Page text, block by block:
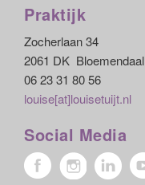
Praktijk
Zocherlaan 34
2061 DK Bloemendaal
06 23 31 80 56
louise[at]louisetuijt.nl
Social Media